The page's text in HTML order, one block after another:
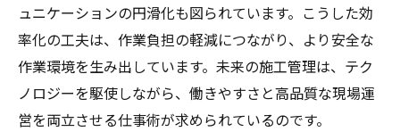
ュニケーションの円滑化も図られています。こうした効
率化の工夫は、作業負担の軽減につながり、より安全な
作業環境を生み出しています。未来の施工管理は、テク
ノロジーを駆使しながら、働きやすさと高品質な現場運
営を両立させる仕事術が求められているのです。